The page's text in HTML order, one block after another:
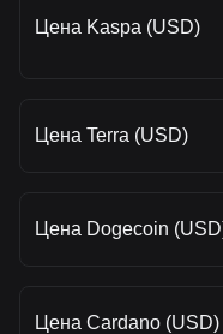
Цена Kaspa (USD)
Цена Terra (USD)
Цена Dogecoin
Цена Cardano (USD)